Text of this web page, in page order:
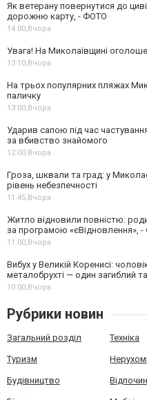
Як ветерану повернутися до
дорожню карту, - ФОТО
14:00,Вчора
Увага! На Миколаївщині
13:10,Вчора
На трьох популярних пляжах
паличку
13:00,Вчора
Ударив сапою під час
за вбивство знайомого
12:00,Вчора
Гроза, шквали та град: у
рівень небезпечності
11:45,Вчора
Житло відновили повністю:
за програмою «єВідновлення»,
11:00,Вчора
Вибух у Великій Коренисі:
металобрухті — один загиблий
10:00,Вчора
Рубрики новин
Загальний розділ Техніка
Туризм
Будівництво